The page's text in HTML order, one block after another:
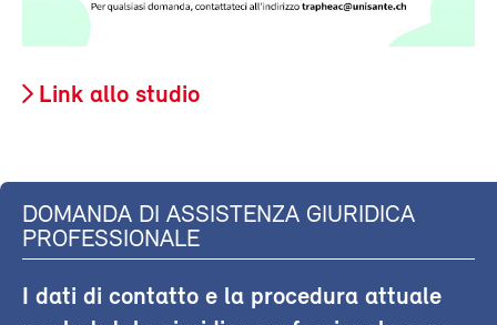
Link allo studio
DOMANDA DI ASSISTENZA GIURIDICA
PROFESSIONALE
I dati di contatto e la procedura attuale